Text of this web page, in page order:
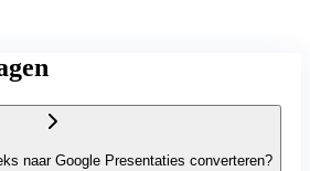
naar Google Presentaties converteren?